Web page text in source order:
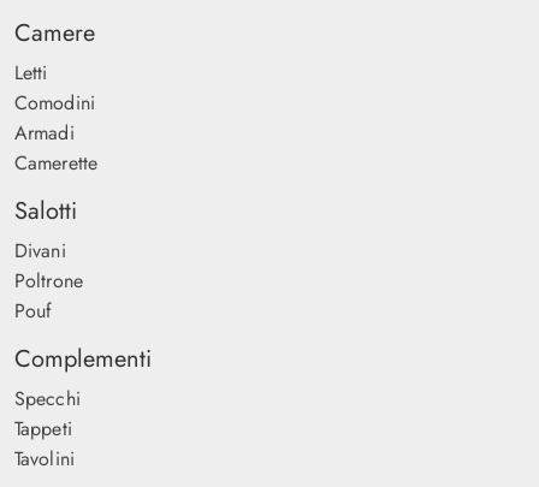
Camere
Letti
Comodini
Armadi
Camerette
Salotti
Divani
Poltrone
Pouf
Complementi
Specchi
Tappeti
Tavolini